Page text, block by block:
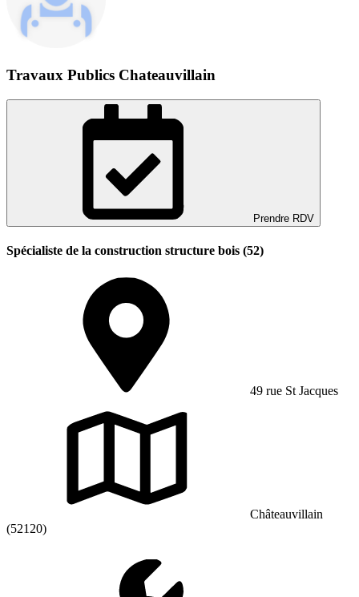
Travaux Publics Chateauvillain
Prendre RDV
Spécialiste de la construction structure bois (52)
49 rue St Jacques
Châteauvillain
(52120)